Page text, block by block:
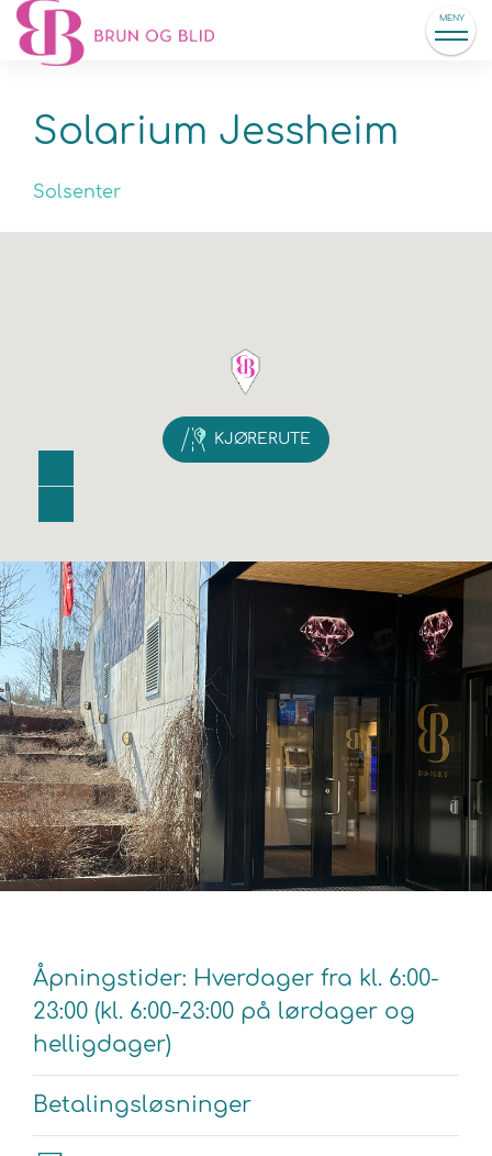
MENY
Solarium Jessheim
Solsenter
KJØRERUTE
Åpningstider: Hverdager fra kl. 6:00-
23:00 (kl. 6:00-23:00 på lørdager og
helligdager)
Betalingsløsninger